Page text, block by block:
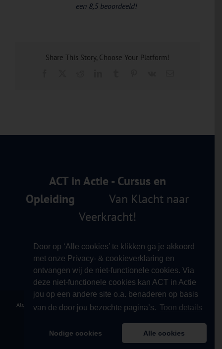
Door op ‘Alle cookies’ te klikken ga je akkoord
met onze Privacy- & cookieverklaring en
ontvangen wij de niet-functionele cookies. Via
deze niet-functionele cookies kan ACT in Actie
jou op een andere site o.a. benaderen op basis
van de door jou bezochte pagina’s. Toon details
Nodige cookies Alle cookies
een 8,5 beoordeeld!
Share This Story, Choose Your Platform!
ACT in Actie - Cursus en
Opleiding
Van Klacht naar
Veerkracht!
Algemene Voorwaarden |Privacy Verklaring|Klachtprocedure | Contact |
Copyright 2012 - 2026 ACT in Actie - Cursus & Opleiding
Facebook